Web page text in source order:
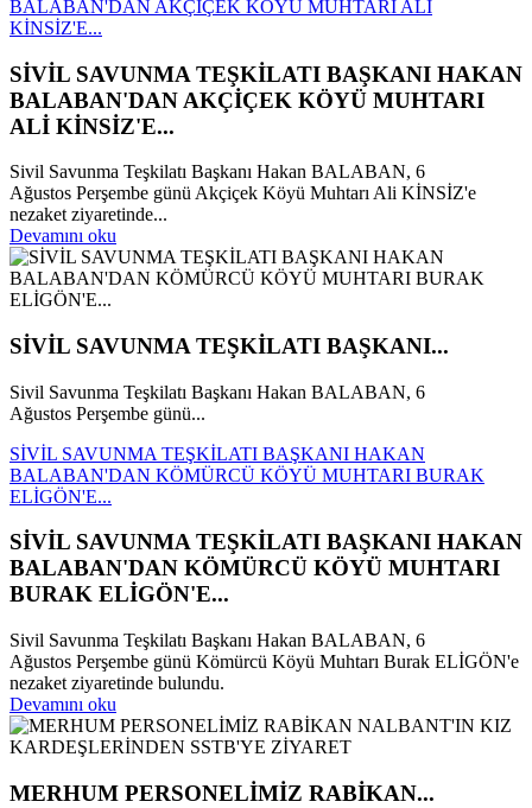
BALABAN'DAN AKÇİÇEK KÖYÜ MUHTARI ALİ
KİNSİZ'E...
SİVİL SAVUNMA TEŞKİLATI BAŞKANI HAKAN
BALABAN'DAN AKÇİÇEK KÖYÜ MUHTARI
ALİ KİNSİZ'E...
Sivil Savunma Teşkilatı Başkanı Hakan BALABAN, 6
Ağustos Perşembe günü Akçiçek Köyü Muhtarı Ali KİNSİZ'e
nezaket ziyaretinde...
Devamını oku
SİVİL SAVUNMA TEŞKİLATI BAŞKANI...
Sivil Savunma Teşkilatı Başkanı Hakan BALABAN, 6
Ağustos Perşembe günü...
SİVİL SAVUNMA TEŞKİLATI BAŞKANI HAKAN
BALABAN'DAN KÖMÜRCÜ KÖYÜ MUHTARI BURAK
ELİGÖN'E...
SİVİL SAVUNMA TEŞKİLATI BAŞKANI HAKAN
BALABAN'DAN KÖMÜRCÜ KÖYÜ MUHTARI
BURAK ELİGÖN'E...
Sivil Savunma Teşkilatı Başkanı Hakan BALABAN, 6
Ağustos Perşembe günü Kömürcü Köyü Muhtarı Burak ELİGÖN'e
nezaket ziyaretinde bulundu.
Devamını oku
MERHUM PERSONELİMİZ RABİKAN...